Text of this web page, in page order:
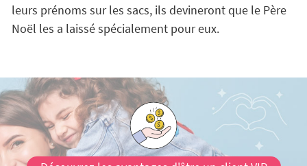
enfants seront ébahis de les voir remplis de cadeaux
et personnalisé avec leurs prénoms.
Père Noël sont parfaits pour yglisser des friandises
pour les plus petits de la famille. Lorsqu'ils verront
leurs prénoms sur les sacs, ils devineront que le Père
Noël les a laissé spécialement pour eux.